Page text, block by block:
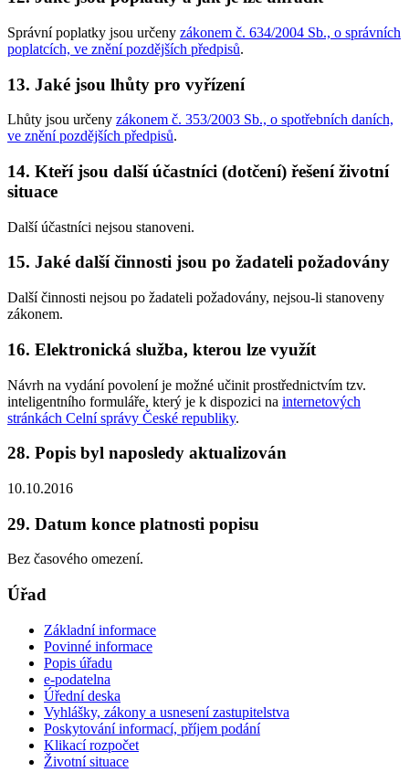
Správní poplatky jsou určeny zákonem č. 634/2004 Sb., o správních
poplatcích, ve znění pozdějších předpisů.
13. Jaké jsou lhůty pro vyřízení
Lhůty jsou určeny zákonem č. 353/2003 Sb., o spotřebních daních,
ve znění pozdějších předpisů.
14. Kteří jsou další účastníci (dotčení) řešení životní
situace
Další účastníci nejsou stanoveni.
15. Jaké další činnosti jsou po žadateli požadovány
Další činnosti nejsou po žadateli požadovány, nejsou-li stanoveny
zákonem.
16. Elektronická služba, kterou lze využít
Návrh na vydání povolení je možné učinit prostřednictvím tzv.
inteligentního formuláře, který je k dispozici na internetových
stránkách Celní správy České republiky.
28. Popis byl naposledy aktualizován
10.10.2016
29. Datum konce platnosti popisu
Bez časového omezení.
Úřad
Základní informace
Povinné informace
Popis úřadu
e-podatelna
Úřední deska
Vyhlášky, zákony a usnesení zastupitelstva
Poskytování informací, příjem podání
Klikací rozpočet
Životní situace